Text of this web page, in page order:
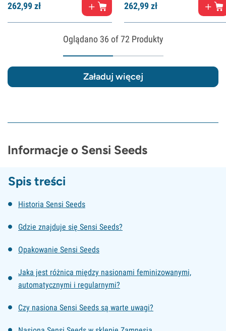
262,99zł 262,99zł
Oglądano 36 of 72 Produkty
Załaduj więcej
Informacje o Sensi Seeds
Spis treści
Historia Sensi Seeds
Gdzie znajduje się Sensi Seeds?
Opakowanie Sensi Seeds
Jaka jest różnica między nasionami feminizowanymi,
automatycznymi i regularnymi?
Czy nasiona Sensi Seeds są warte uwagi?